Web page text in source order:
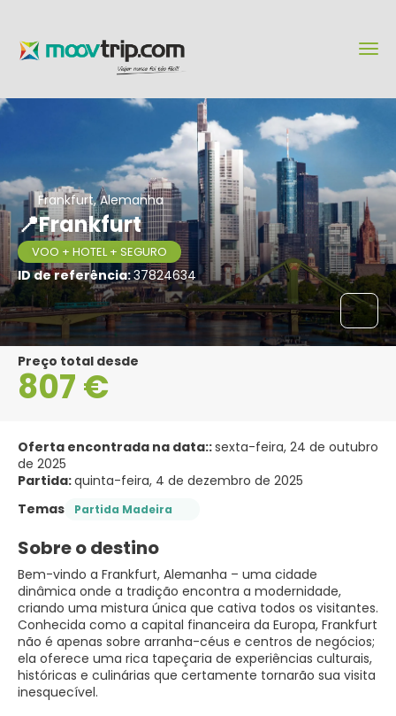
Frankfurt, Alemanha
📍Frankfurt
VOO + HOTEL + SEGURO
ID de referência:37824634
Preço total desde
807 €
Oferta encontrada na data::sexta-feira, 24 de outubro
de 2025
Partida:quinta-feira, 4 de dezembro de 2025
Temas
Partida Madeira
Sobre o destino
Bem-vindo a Frankfurt, Alemanha – uma cidade
dinâmica onde a tradição encontra a modernidade,
criando uma mistura única que cativa todos os visitantes.
Conhecida como a capital financeira da Europa, Frankfurt
não é apenas sobre arranha-céus e centros de negócios;
ela oferece uma rica tapeçaria de experiências culturais,
históricas e culinárias que certamente tornarão sua visita
inesquecível.